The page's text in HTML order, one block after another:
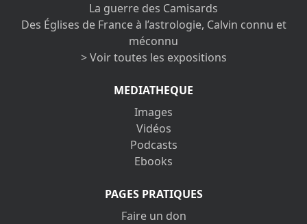
La guerre des Camisards
Des Églises de France à l’astrologie, Calvin connu et
méconnu
> Voir toutes les expositions
MEDIATHEQUE
Images
Vidéos
Podcasts
Ebooks
PAGES PRATIQUES
Faire un don